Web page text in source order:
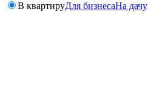
В квартируДля бизнесаНа дачу